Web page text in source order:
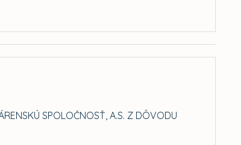
SPOLOČNOSŤ, A.S. Z DÔVODU